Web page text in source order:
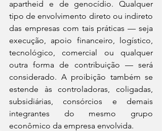
apartheid e de genocídio. Qualquer
tipo de envolvimento direto ou indireto
das empresas com tais práticas — seja
execução, apoio financeiro, logístico,
tecnológico, comercial ou qualquer
outra forma de contribuição — será
considerado. A proibição também se
estende às controladoras, coligadas,
subsidiárias, consórcios e demais
integrantes do mesmo grupo
econômico da empresa envolvida.